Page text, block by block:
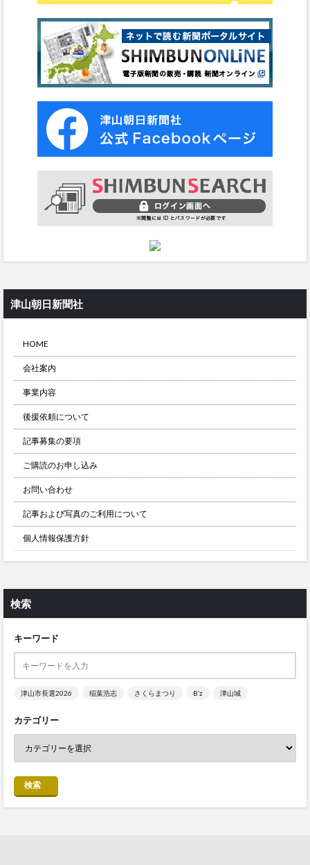
津山朝日新聞社
HOME
会社案内
事業内容
後援依頼について
記事募集の要項
ご購読のお申し込み
お問い合わせ
記事および写真のご利用について
個人情報保護方針
検索
キーワード
津山市長選2026 稲葉浩志 さくらまつり B’z 津山城
カテゴリー
検索